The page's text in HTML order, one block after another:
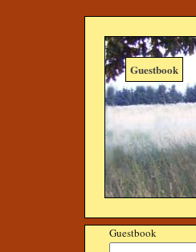
Guestbook
Guestbook